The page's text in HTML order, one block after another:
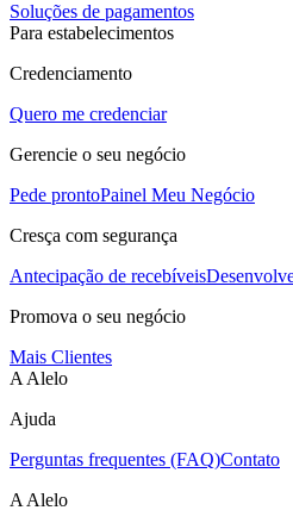
Soluções de pagamentos
Para estabelecimentos
Credenciamento
Quero me credenciar
Gerencie o seu negócio
Pede prontoPainel Meu Negócio
Cresça com segurança
Antecipação de recebíveis
Promova o seu negócio
Mais Clientes
A Alelo
Ajuda
Perguntas frequentes (FAQ)Contato
A Alelo